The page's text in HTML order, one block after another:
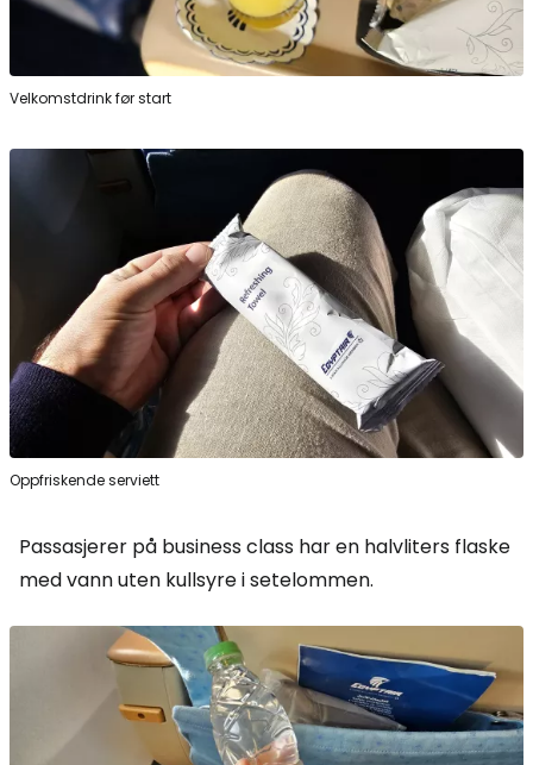
Velkomstdrink før start
Oppfriskende serviett
Passasjerer på business class har en halvliters flaske
med vann uten kullsyre i setelommen.